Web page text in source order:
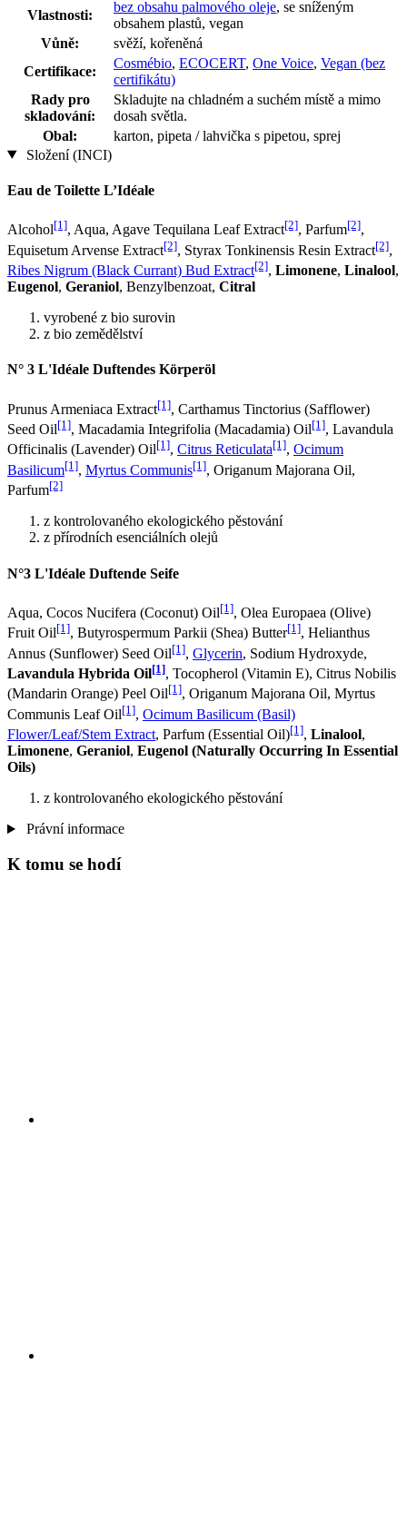
Vlastnosti:
bez obsahu palmového oleje, se sníženým
obsahem plastů, vegan
Vůně:
svěží, kořeněná
Certifikace:
Cosmébio, ECOCERT, One Voice, Vegan (bez
certifikátu)
Rady pro
skladování:
Skladujte na chladném a suchém místě a mimo
dosah světla.
Obal:
karton, pipeta / lahvička s pipetou, sprej
Složení (INCI)
Eau de Toilette L’Idéale
Alcohol[1], Aqua, Agave Tequilana Leaf Extract[2], Parfum[2],
Equisetum Arvense Extract[2], Styrax Tonkinensis Resin Extract[2],
Ribes Nigrum (Black Currant) Bud Extract[2], Limonene, Linalool,
Eugenol, Geraniol, Benzylbenzoat, Citral
vyrobené z bio surovin
z bio zemědělství
N° 3 L'Idéale Duftendes Körperöl
Prunus Armeniaca Extract[1], Carthamus Tinctorius (Safflower)
Seed Oil[1], Macadamia Integrifolia (Macadamia) Oil[1], Lavandula
Officinalis (Lavender) Oil[1], Citrus Reticulata[1], Ocimum
Basilicum[1], Myrtus Communis[1], Origanum Majorana Oil,
Parfum[2]
z kontrolovaného ekologického pěstování
z přírodních esenciálních olejů
N°3 L'Idéale Duftende Seife
Aqua, Cocos Nucifera (Coconut) Oil[1], Olea Europaea (Olive)
Fruit Oil[1], Butyrospermum Parkii (Shea) Butter[1], Helianthus
Annus (Sunflower) Seed Oil[1], Glycerin, Sodium Hydroxyde,
Lavandula Hybrida Oil[1], Tocopherol (Vitamin E), Citrus Nobilis
(Mandarin Orange) Peel Oil[1], Origanum Majorana Oil, Myrtus
Communis Leaf Oil[1], Ocimum Basilicum (Basil)
Flower/Leaf/Stem Extract, Parfum (Essential Oil)[1], Linalool,
Limonene, Geraniol, Eugenol (Naturally Occurring In Essential
Oils)
z kontrolovaného ekologického pěstování
Právní informace
K tomu se hodí